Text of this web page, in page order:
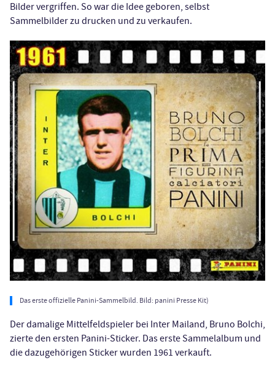
Bilder vergriffen. So war die Idee geboren, selbst
Sammelbilder zu drucken und zu verkaufen.
Das erste offizielle Panini-Sammelbild. Bild: panini Presse Kit)
Der damalige Mittelfeldspieler bei Inter Mailand, Bruno Bolchi,
zierte den ersten Panini-Sticker. Das erste Sammelalbum und
die dazugehörigen Sticker wurden 1961 verkauft.